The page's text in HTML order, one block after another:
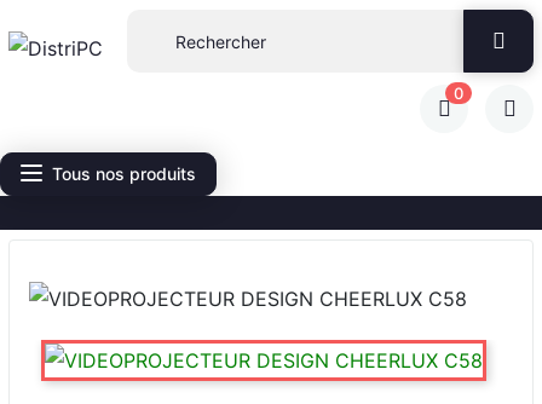
0
Tous nos produits